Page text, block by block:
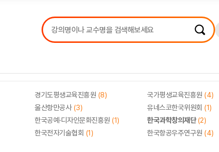
강의리스트
수강확인증강의
경기도평생교육진흥원 (8) 국가평생교육진흥원 (4)
울산항만공사 (3) 유네스코한국위원회 (1)
한국공예·디자인문화진흥원 (1) 한국과학창의재단(2)
한국전자기술협회 (1) 한국항공우주연구원 (4)